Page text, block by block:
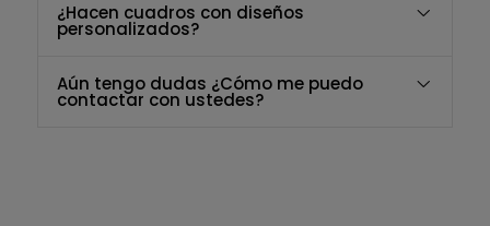
¿Hacen cuadros con diseños
personalizados?
Aún tengo dudas ¿Cómo me puedo
contactar con ustedes?